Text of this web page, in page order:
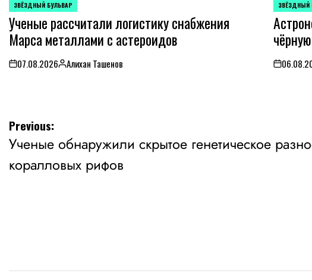
POSTED
IN
ЗВЁЗДНЫЙ БУЛЬВАР
Ученые рассчитали логистику снабжения
Марса металлами с астероидов
on07.08.2026Posted
Алихан Ташенов
POSTED
IN
ЗВЁЗДНЫЙ
on
Навигация
по
записям
Previous:
Ученые обнаружили скрытое генетическое
коралловых рифов